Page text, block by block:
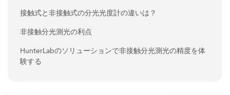
接触式と非接触式の分光光度計の違いは？
非接触分光測光の利点
HunterLabのソリューションで非接触分光測光の精度を体
験する